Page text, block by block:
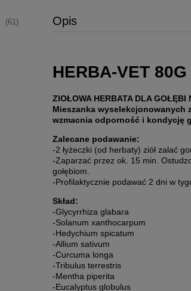
(61) Opis
HERBA-VET 80G
ZIOŁOWA HERBATA DLA GOŁĘBI
Mieszanka wyselekcjonowanych
wzmacnia odporność i kondycję
Zalecane podawanie:
-2 łyżeczki (od herbaty) ziół zalać
-Zaparzać przez ok. 15 min.
gołębiom.
-Profilaktycznie podawać 2 dni w
Skład:
-Glycyrrhiza glabara
-Solanum xanthocarpum
-Hedychium spicatum
-Allium sativum
-Curcuma longa
-Tribulus terrestris
-Mentha piperita
-Eucalyptus globulus